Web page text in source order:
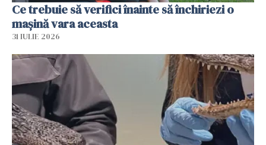
Ce trebuie să verifici înainte să închiriezi o
mașină vara aceasta
31 IULIE 2026